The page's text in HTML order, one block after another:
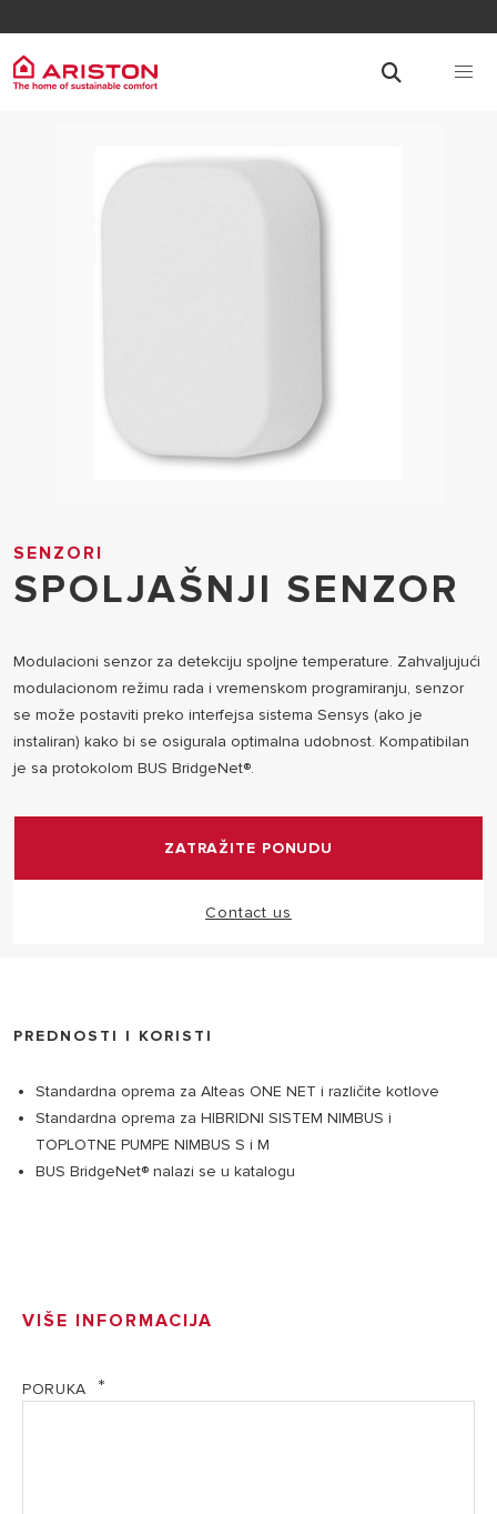
SENZORI
SPOLJAŠNJI SENZOR
Modulacioni senzor za detekciju spoljne temperature. Zahvaljujući
modulacionom režimu rada i vremenskom programiranju, senzor
se može postaviti preko interfejsa sistema Sensys (ako je
instaliran) kako bi se osigurala optimalna udobnost. Kompatibilan
je sa protokolom BUS BridgeNet®.
ZATRAŽITE PONUDU
Contact us
PREDNOSTI I KORISTI
Standardna oprema za Alteas ONE NET i različite kotlove
Standardna oprema za HIBRIDNI SISTEM NIMBUS i
TOPLOTNE PUMPE NIMBUS S i M
BUS BridgeNet® nalazi se u katalogu
VIŠE INFORMACIJA
PORUKA